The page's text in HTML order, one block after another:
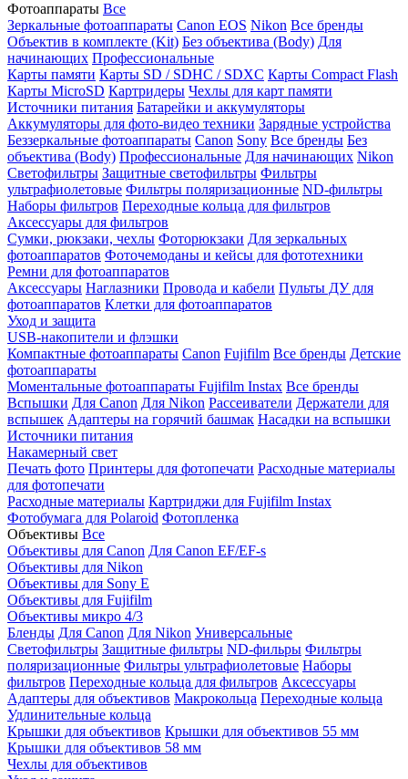
Фотоаппараты Все
Зеркальные фотоаппараты Canon EOS Nikon Все бренды
Объектив в комплекте (Kit) Без объектива (Body) Для
начинающих Профессиональные
Карты памяти Карты SD / SDHC / SDXC Карты Compact Flash
Карты MicroSD Картридеры Чехлы для карт памяти
Источники питания Батарейки и аккумуляторы
Аккумуляторы для фото-видео техники Зарядные устройства
Беззеркальные фотоаппараты Canon Sony Все бренды Без
объектива (Body) Профессиональные Для начинающих Nikon
Светофильтры Защитные светофильтры Фильтры
ультрафиолетовые Фильтры поляризационные ND-фильтры
Наборы фильтров Переходные кольца для фильтров
Аксессуары для фильтров
Сумки, рюкзаки, чехлы Фоторюкзаки Для зеркальных
фотоаппаратов Фоточемоданы и кейсы для фототехники
Ремни для фотоаппаратов
Аксессуары Наглазники Провода и кабели Пульты ДУ для
фотоаппаратов Клетки для фотоаппаратов
Уход и защита
USB-накопители и флэшки
Компактные фотоаппараты Canon Fujifilm Все бренды Детские
фотоаппараты
Моментальные фотоаппараты Fujifilm Instax Все бренды
Вспышки Для Canon Для Nikon Рассеиватели Держатели для
вспышек Адаптеры на горячий башмак Насадки на вспышки
Источники питания
Накамерный свет
Печать фото Принтеры для фотопечати Расходные материалы
для фотопечати
Расходные материалы Картриджи для Fujifilm Instax
Фотобумага для Polaroid Фотопленка
Объективы Все
Объективы для Canon Для Canon EF/EF-s
Объективы для Nikon
Объективы для Sony E
Объективы для Fujifilm
Объективы микро 4/3
Бленды Для Canon Для Nikon Универсальные
Светофильтры Защитные фильтры ND-фильры Фильтры
поляризационные Фильтры ультрафиолетовые Наборы
фильтров Переходные кольца для фильтров Аксессуары
Адаптеры для объективов Макрокольца Переходные кольца
Удлинительные кольца
Крышки для объективов Крышки для объективов 55 мм
Крышки для объективов 58 мм
Чехлы для объективов